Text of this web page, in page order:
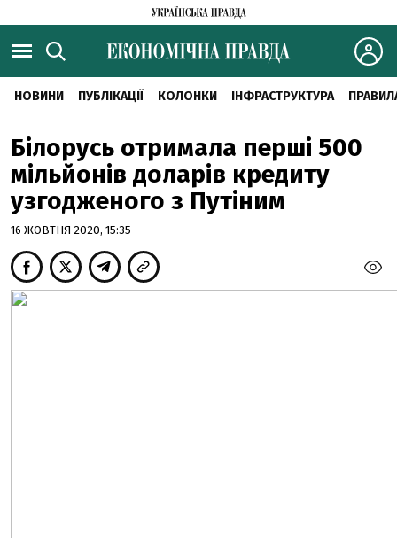
НОВИНИ ПУБЛІКАЦІЇ КОЛОНКИ ІНФРАСТРУКТУРА
Білорусь отримала перші 500
мільйонів доларів кредиту
узгодженого з Путіним
16 ЖОВТНЯ 2020, 15:35